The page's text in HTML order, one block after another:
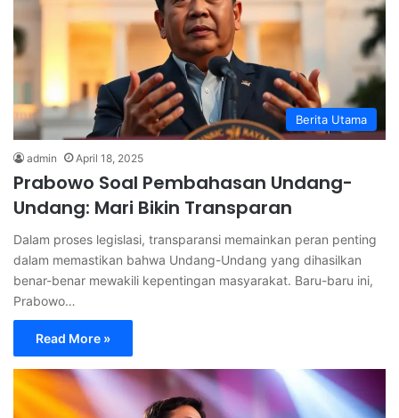
Berita Utama
admin April 18, 2025
Prabowo Soal Pembahasan Undang-
Undang: Mari Bikin Transparan
Dalam proses legislasi, transparansi memainkan peran penting
dalam memastikan bahwa Undang-Undang yang dihasilkan
benar-benar mewakili kepentingan masyarakat. Baru-baru ini,
Prabowo…
Read More »